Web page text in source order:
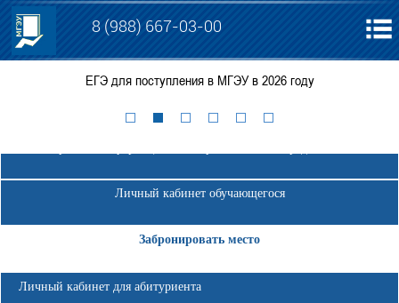
8 (988) 667-03-00
ЕГЭ для поступления в МГЭУ в 2026 году
Личный кабинет обучающегося
Забронировать место
Личный кабинет для абитуриента